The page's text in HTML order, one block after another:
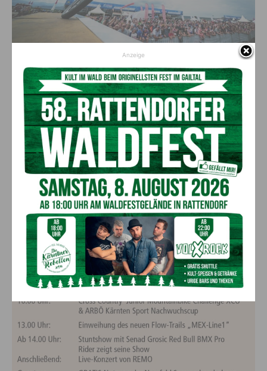
Eine coole Stuntshow erwartet die Besucher
Krönender Abschluss: Hero
gesucht!
Als krönenden Abschluss der BikeDays geht es am Sonntag
schließlich um die Frage: Wer wird Nassfeld Pramollo Hero
2019? Neben der E-Bike Challenge für jedermann findet im
Rahmen dieses Rennens die Österreichische Meisterschaft im
MTB Hillclimbing sowie die MTB – Hobbysportklasse statt.
Anzeige